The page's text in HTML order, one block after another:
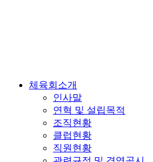
체육회소개
인사말
연혁 및 설립목적
조직현황
클럽현황
직원현황